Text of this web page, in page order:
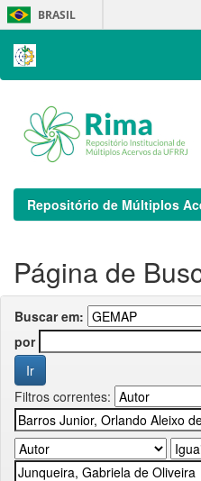
Skip
navigation
BRASIL
Repositório de Múltiplos
Página de
Buscar em:
por
Filtros correntes: